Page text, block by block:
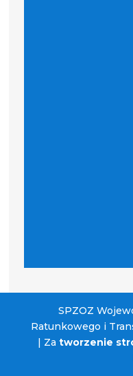
SPZOZ
Ratunkowego i
| Zatworzenie